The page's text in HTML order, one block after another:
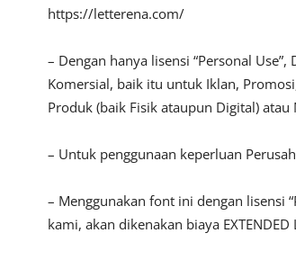
https://letterena.com/
– Dengan hanya lisensi “Personal
Komersial, baik itu untuk Iklan,
Produk (baik Fisik ataupun Digital)
– Untuk penggunaan keperluan
– Menggunakan font ini dengan lisensi
kami, akan dikenakan biaya